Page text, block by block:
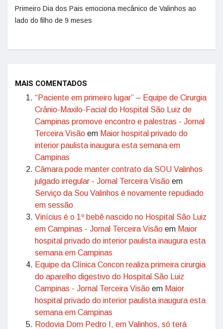
Primeiro Dia dos Pais emociona mecânico de Valinhos ao
lado do filho de 9 meses
MAIS COMENTADOS
“Paciente em primeiro lugar” – Equipe de Cirurgia
Crânio-Maxilo-Facial do Hospital São Luiz de
Campinas promove encontro e palestras - Jornal
Terceira Visão em Maior hospital privado do
interior paulista inaugura esta semana em
Campinas
Câmara pode manter contrato da SOU Valinhos
julgado irregular - Jornal Terceira Visão em
Serviço da Sou Valinhos é novamente repudiado
em sessão
Vinícius é o 1º bebê nascido no Hospital São Luiz
em Campinas - Jornal Terceira Visão em Maior
hospital privado do interior paulista inaugura esta
semana em Campinas
Equipe da Clínica Concon realiza primeira cirurgia
do aparelho digestivo do Hospital São Luiz
Campinas - Jornal Terceira Visão em Maior
hospital privado do interior paulista inaugura esta
semana em Campinas
Rodovia Dom Pedro I, em Valinhos, só terá